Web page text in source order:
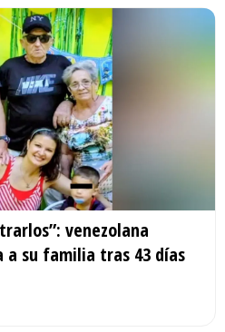
venezolana
su familia tras 43 días